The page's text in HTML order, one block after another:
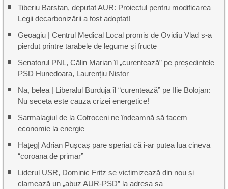
Tiberiu Barstan, deputat AUR: Proiectul pentru modificarea
Legii decarbonizării a fost adoptat!
Geoagiu | Centrul Medical Local promis de Ovidiu Vlad s-a
pierdut printre tarabele de legume și fructe
Senatorul PNL, Călin Marian îl „curentează” pe președintele
PSD Hunedoara, Laurențiu Nistor
Na, belea | Liberalul Burduja îl “curentează” pe Ilie Bolojan:
Nu seceta este cauza crizei energetice!
Sarmalagiul de la Cotroceni ne îndeamnă să facem
economie la energie
Hațeg| Adrian Pușcaș pare speriat că i-ar putea lua cineva
“coroana de primar”
Liderul USR, Dominic Fritz se victimizează din nou și
clamează un „abuz AUR-PSD” la adresa sa